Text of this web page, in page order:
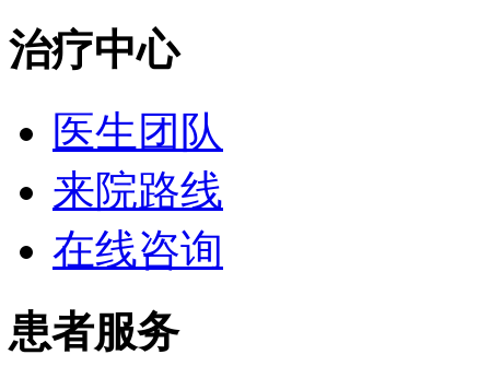
治疗中心
医生团队
来院路线
在线咨询
患者服务